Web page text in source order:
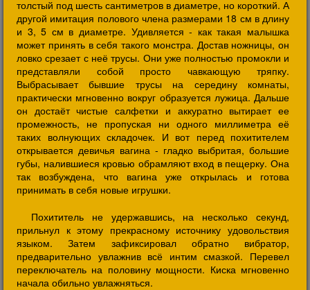
толстый под шесть сантиметров в диаметре, но короткий. А
другой имитация полового члена размерами 18 см в длину
и 3, 5 см в диаметре. Удивляется - как такая малышка
может принять в себя такого монстра. Достав ножницы, он
ловко срезает с неё трусы. Они уже полностью промокли и
представляли собой просто чавкающую тряпку.
Выбрасывает бывшие трусы на середину комнаты,
практически мгновенно вокруг образуется лужица. Дальше
он достаёт чистые салфетки и аккуратно вытирает ее
промежность, не пропуская ни одного миллиметра её
таких волнующих складочек. И вот перед похитителем
открывается девичья вагина - гладко выбритая, большие
губы, налившиеся кровью обрамляют вход в пещерку. Она
так возбуждена, что вагина уже открылась и готова
принимать в себя новые игрушки.
Похититель не удержавшись, на несколько секунд,
прильнул к этому прекрасному источнику удовольствия
языком. Затем зафиксировал обратно вибратор,
предварительно увлажнив всё интим смазкой. Перевел
переключатель на половину мощности. Киска мгновенно
начала обильно увлажняться.